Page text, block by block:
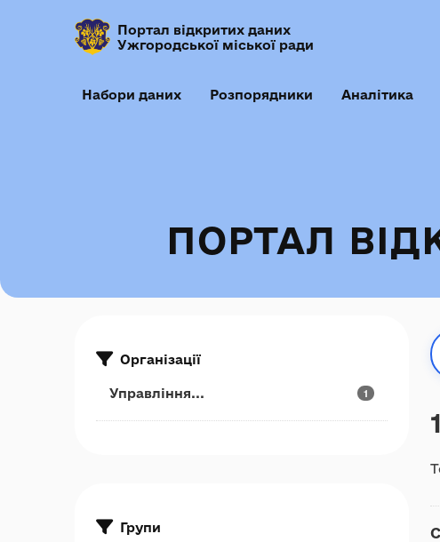
Портал відкритих даних
Ужгородської міської ради
Набори даних Розпорядники Аналітика
ПОРТАЛ
Організації
Управління... 1
Групи